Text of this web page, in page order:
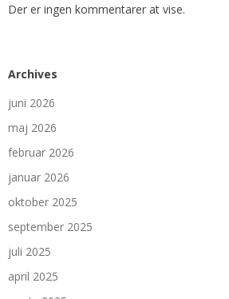
Der er ingen kommentarer at vise.
Archives
juni 2026
maj 2026
februar 2026
januar 2026
oktober 2025
september 2025
juli 2025
april 2025